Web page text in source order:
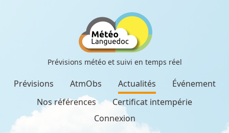
Prévisions météo et suivi en temps réel
Prévisions AtmObs Actualités
Événement
Nos références
Certificat intempérie
Connexion